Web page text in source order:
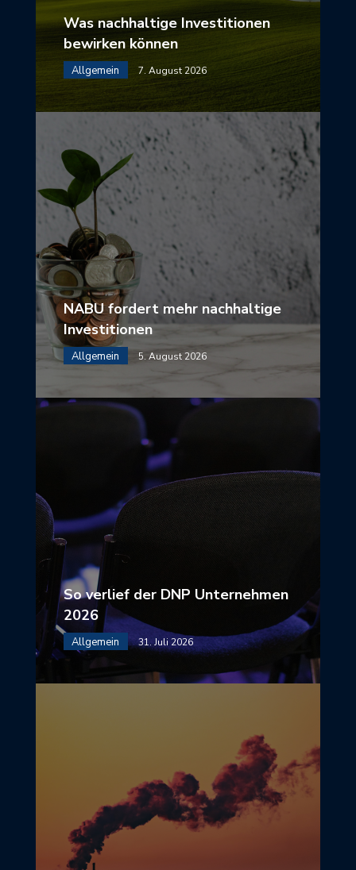
Was nachhaltige Investitionen
bewirken können
Allgemein 7. August 2026
NABU fordert mehr nachhaltige
Investitionen
Allgemein 5. August 2026
So verlief der DNP Unternehmen
2026
Allgemein 31. Juli 2026